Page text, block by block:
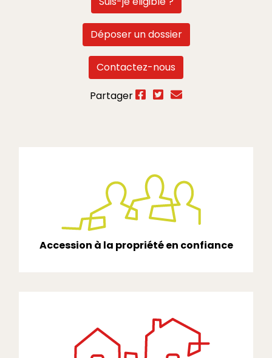
Déposer un dossier
Contactez-nous
Partager
Accession à la propriété en confiance